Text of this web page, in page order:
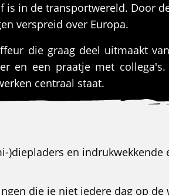
in de transportwereld. Door
verspreid over Europa.
die graag deel uitmaakt
en een praatje met
centraal staat.
)diepladers en indrukwekkende
die je niet iedere dag op de